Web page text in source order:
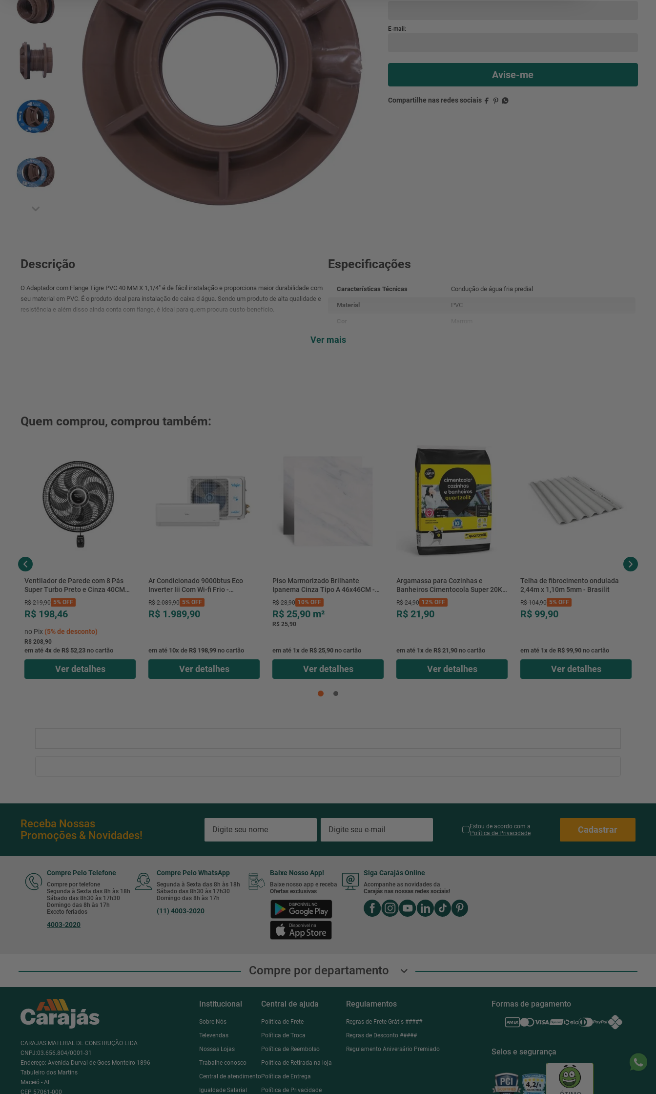
Descrição
O Adaptador com Flange Tigre PVC 40 MM X 1,1/4" é de fácil instalação e proporciona maior durabilidade com
seu material em PVC. É o produto ideal para instalação de caixa d água. Sendo um produto de alta qualidade e
resistência e além disso ainda conta com flange, é ideal para quem procura custo-benefício.
Especificações
Características Técnicas Condução de água fria predial
Material PVC
Embalagem
7897613321737
Conexões
Até 50mm
PVC
Ver mais
Quem comprou, comprou também:
Ventilador de Parede com 8 Pás
Super Turbo Preto e Cinza 40CM
220V 140W - VTX-40P-8P - Mondial
R$ 219,90 5% OFF
R$ 198,46
no Pix (5%de desconto)
R$ 208,90
em até 4x de R$ 52,23 no cartão
Ver detalhes
Ar Condicionado 9000btus Eco
Inverter Iii Com Wi-fi Frio -
Hjfe09c2cg|hjfi09c2wg - Elgin
R$ 2.089,90 5% OFF
R$ 1.989,90
em até 10x de R$ 198,99 no cartão
Ver detalhes
Piso Marmorizado Brilhante
Ipanema Cinza Tipo A 46x46CM -
01.012771 - Cerbras
R$ 28,90 10% OFF
R$ 25,90 m²
R$ 25,90
em até 1x de R$ 25,90 no cartão
Ver detalhes
Argamassa para Cozinhas e
Banheiros Cimentocola Super 20KG
- 0118.00001.0020PL - Quartzolit
R$ 24,90 12% OFF
R$ 21,90
em até 1x de R$ 21,90 no cartão
Ver detalhes
Telha de fibrocimento ondulada
2,44m x 1,10m 5mm - Brasilit
R$ 104,90 5% OFF
R$ 99,90
em até 1x de R$ 99,90 no cartão
Ver detalhes
Receba Nossas
Promoções & Novidades!
Estou de acordo com a
Política de Privacidade
Cadastrar
Compre Pelo Telefone
Compre por telefone
Segunda à Sexta das 8h às 18h
Sábado das 8h30 às 17h30
Domingo das 8h às 17h
Exceto feriados
4003-2020
Compre Pelo WhatsApp
Segunda à Sexta das 8h às 18h
Sábado das 8h30 às 17h30
Domingo das 8h às 17h
(11) 4003-2020
Baixe Nosso App!
Baixe nosso app e receba
Ofertas exclusivas
Siga Carajás Online
Acompanhe as novidades da
Carajás nas nossas redes sociais!
Compre por departamento
CARAJAS MATERIAL DE CONSTRUÇÃO LTDA
CNPJ:03.656.804/0001-31
Endereço: Avenida Durval de Goes Monteiro 1896
Tabuleiro dos Martins
Maceió - AL
CEP 57061-000
Institucional
Sobre Nós
Televendas
Nossas Lojas
Trabalhe conosco
Central de atendimento
Igualdade Salarial
Central de ajuda
Política de Frete
Política de Troca
Política de Reembolso
Política de Retirada na loja
Política de Entrega
Política de Privacidade
Regulamentos
Regras de Frete Grátis #####
Regras de Desconto #####
Regulamento Aniversário Premiado
Formas de pagamento
Selos e segurança
condicionado